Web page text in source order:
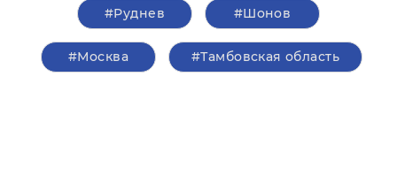
#Руднев #Шонов
#Москва #Тамбовская область